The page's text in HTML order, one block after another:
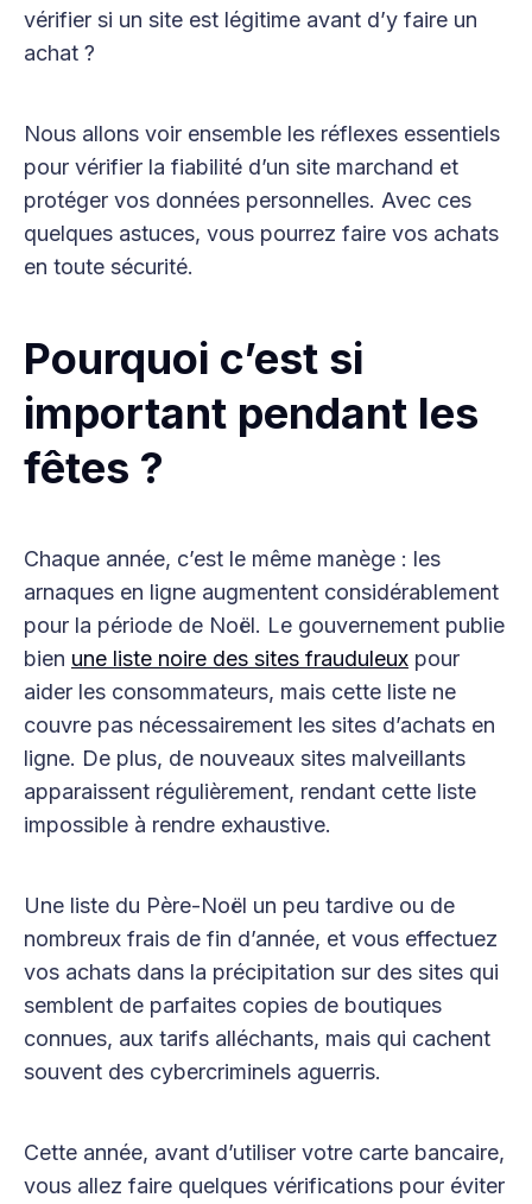
vérifier si un site est légitime avant d’y faire un
achat ?
Nous allons voir ensemble les réflexes essentiels
pour vérifier la fiabilité d’un site marchand et
protéger vos données personnelles. Avec ces
quelques astuces, vous pourrez faire vos achats
en toute sécurité.
Pourquoi c’est si
important pendant les
fêtes ?
Chaque année, c’est le même manège : les
arnaques en ligne augmentent considérablement
pour la période de Noël. Le gouvernement publie
bien une liste noire des sites frauduleux pour
aider les consommateurs, mais cette liste ne
couvre pas nécessairement les sites d’achats en
ligne. De plus, de nouveaux sites malveillants
apparaissent régulièrement, rendant cette liste
impossible à rendre exhaustive.
Une liste du Père-Noël un peu tardive ou de
nombreux frais de fin d’année, et vous effectuez
vos achats dans la précipitation sur des sites qui
semblent de parfaites copies de boutiques
connues, aux tarifs alléchants, mais qui cachent
souvent des cybercriminels aguerris.
Cette année, avant d’utiliser votre carte bancaire,
vous allez faire quelques vérifications pour éviter